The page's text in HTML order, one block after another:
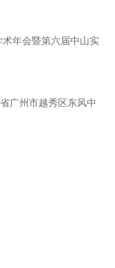
年会暨第六届中山实
广州市越秀区东风中